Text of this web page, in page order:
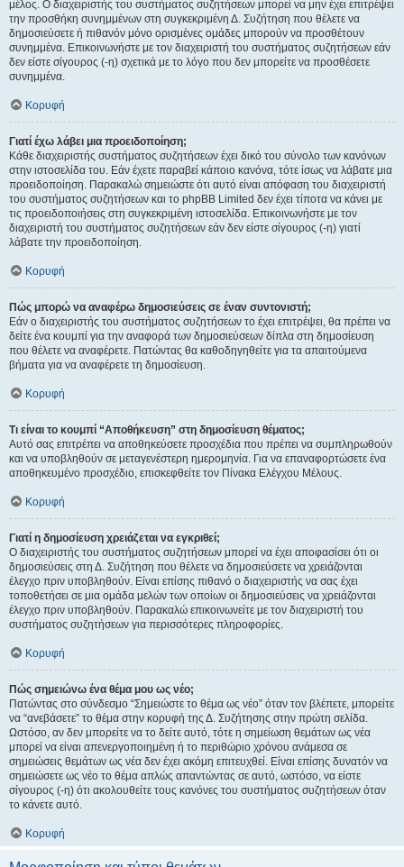
μέλος. Ο διαχειριστής του συστήματος συζητήσεων μπορεί να μην έχει επιτρέψει
την προσθήκη συνημμένων στη συγκεκριμένη Δ. Συζήτηση που θέλετε να
δημοσιεύσετε ή πιθανόν μόνο ορισμένες ομάδες μπορούν να προσθέτουν
συνημμένα. Επικοινωνήστε με τον διαχειριστή του συστήματος συζητήσεων εάν
δεν είστε σίγουρος (-η) σχετικά με το λόγο που δεν μπορείτε να προσθέσετε
συνημμένα.
Κορυφή
Γιατί έχω λάβει μια προειδοποίηση;
Κάθε διαχειριστής συστήματος συζητήσεων έχει δικό του σύνολο των κανόνων
στην ιστοσελίδα του. Εάν έχετε παραβεί κάποιο κανόνα, τότε ίσως να λάβατε μια
προειδοποίηση. Παρακαλώ σημειώστε ότι αυτό είναι απόφαση του διαχειριστή
του συστήματος συζητήσεων και το phpBB Limited δεν έχει τίποτα να κάνει με
τις προειδοποιήσεις στη συγκεκριμένη ιστοσελίδα. Επικοινωνήστε με τον
διαχειριστή του συστήματος συζητήσεων εάν δεν είστε σίγουρος (-η) γιατί
λάβατε την προειδοποίηση.
Κορυφή
Πώς μπορώ να αναφέρω δημοσιεύσεις σε έναν συντονιστή;
Εάν ο διαχειριστής του συστήματος συζητήσεων το έχει επιτρέψει, θα πρέπει να
δείτε ένα κουμπί για την αναφορά των δημοσιεύσεων δίπλα στη δημοσίευση
που θέλετε να αναφέρετε. Πατώντας θα καθοδηγηθείτε για τα απαιτούμενα
βήματα για να αναφέρετε τη δημοσίευση.
Κορυφή
Τι είναι το κουμπί “Αποθήκευση” στη δημοσίευση θέματος;
Αυτό σας επιτρέπει να αποθηκεύσετε προσχέδια που πρέπει να συμπληρωθούν
και να υποβληθούν σε μεταγενέστερη ημερομηνία. Για να επαναφορτώσετε ένα
αποθηκευμένο προσχέδιο, επισκεφθείτε τον Πίνακα Ελέγχου Μέλους.
Κορυφή
Γιατί η δημοσίευση χρειάζεται να εγκριθεί;
Ο διαχειριστής του συστήματος συζητήσεων μπορεί να έχει αποφασίσει ότι οι
δημοσιεύσεις στη Δ. Συζήτηση που θέλετε να δημοσιεύσετε να χρειάζονται
έλεγχο πριν υποβληθούν. Είναι επίσης πιθανό ο διαχειριστής να σας έχει
τοποθετήσει σε μια ομάδα μελών των οποίων οι δημοσιεύσεις να χρειάζονται
έλεγχο πριν υποβληθούν. Παρακαλώ επικοινωνείτε με τον διαχειριστή του
συστήματος συζητήσεων για περισσότερες πληροφορίες.
Κορυφή
Πώς σημειώνω ένα θέμα μου ως νέο;
Πατώντας στο σύνδεσμο “Σημειώστε το θέμα ως νέο” όταν τον βλέπετε, μπορείτε
να “ανεβάσετε” το θέμα στην κορυφή της Δ. Συζήτησης στην πρώτη σελίδα.
Ωστόσο, αν δεν μπορείτε να το δείτε αυτό, τότε η σημείωση θεμάτων ως νέα
μπορεί να είναι απενεργοποιημένη ή το περιθώριο χρόνου ανάμεσα σε
σημειώσεις θεμάτων ως νέα δεν έχει ακόμη επιτευχθεί. Είναι επίσης δυνατόν να
σημειώσετε ως νέο το θέμα απλώς απαντώντας σε αυτό, ωστόσο, να είστε
σίγουρος (-η) ότι ακολουθείτε τους κανόνες του συστήματος συζητήσεων όταν
το κάνετε αυτό.
Κορυφή